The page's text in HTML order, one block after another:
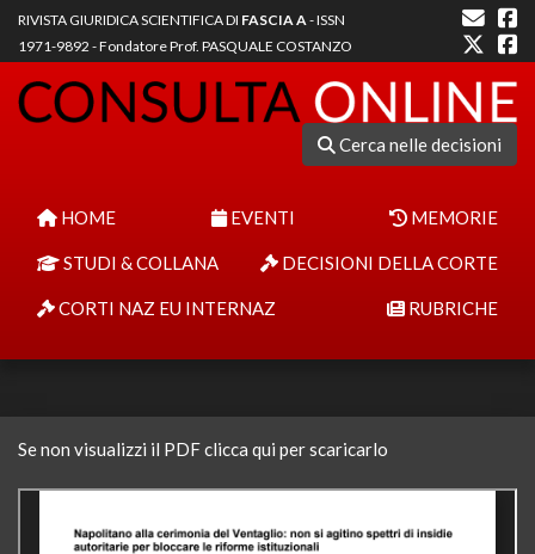
RIVISTA GIURIDICA SCIENTIFICA DI FASCIA A- ISSN
1971-9892 - Fondatore Prof. PASQUALE COSTANZO
Cerca nelle decisioni
HOME EVENTI MEMORIE
STUDI & COLLANA DECISIONI DELLA CORTE
CORTI NAZ EU INTERNAZ RUBRICHE
Se non visualizzi il PDF clicca qui per scaricarlo